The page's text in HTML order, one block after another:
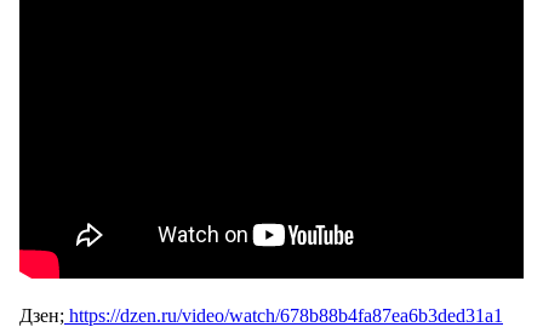
Дзен; https://dzen.ru/video/watch/678b88b4fa87ea6b3ded31a1